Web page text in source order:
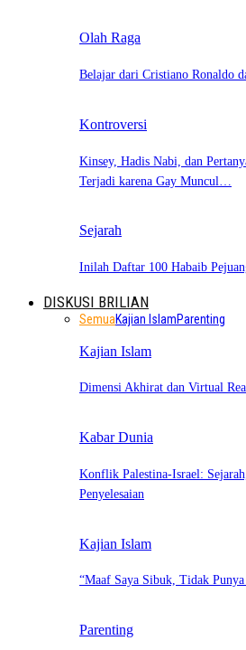
Olah Raga
Belajar dari Cristiano Ronaldo
Kontroversi
Kinsey, Hadis Nabi, dan
Terjadi karena Gay Muncul…
Sejarah
Inilah Daftar 100 Habaib
DISKUSI BRILIAN
SemuaKajian IslamParenting
Kajian Islam
Dimensi Akhirat dan Virtual
Kabar Dunia
Konflik Palestina-Israel:
Penyelesaian
Kajian Islam
“Maaf Saya Sibuk, Tidak
Parenting